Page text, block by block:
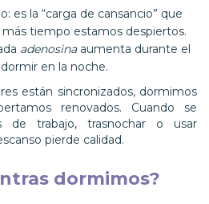
es la “carga de cansancio” que
tiempo estamos despiertos.
adenosinaaumenta durante el
en la noche.
están sincronizados, dormimos
renovados. Cuando se
de trabajo, trasnochar o usar
pierde calidad.
dormimos?